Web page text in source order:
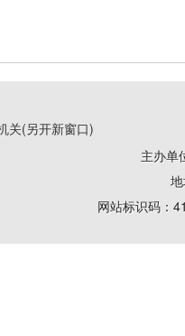
主办单
网站标识码